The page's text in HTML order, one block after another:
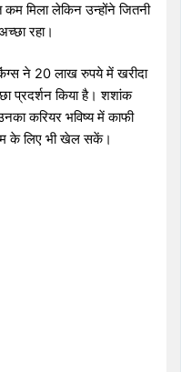
मिला लेकिन उन्होंने जितनी
रहा।
ने 20 लाख रुपये में खरीदा
प्रदर्शन किया है। शशांक
करियर भविष्य में काफी
के लिए भी खेल सकें।